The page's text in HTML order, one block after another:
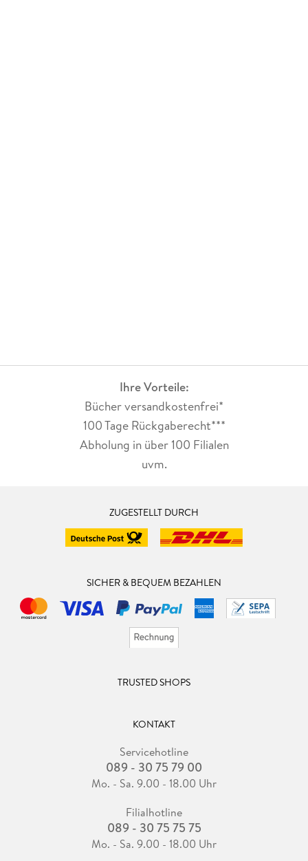
Ihre Vorteile:
Bücher versandkostenfrei*
100 Tage Rückgaberecht***
Abholung in über 100 Filialen
uvm.
ZUGESTELLT DURCH
SICHER & BEQUEM BEZAHLEN
TRUSTED SHOPS
KONTAKT
Servicehotline
089 - 30 75 79 00
Mo. - Sa. 9.00 - 18.00 Uhr
Filialhotline
089 - 30 75 75 75
Mo. - Sa. 9.00 - 18.00 Uhr